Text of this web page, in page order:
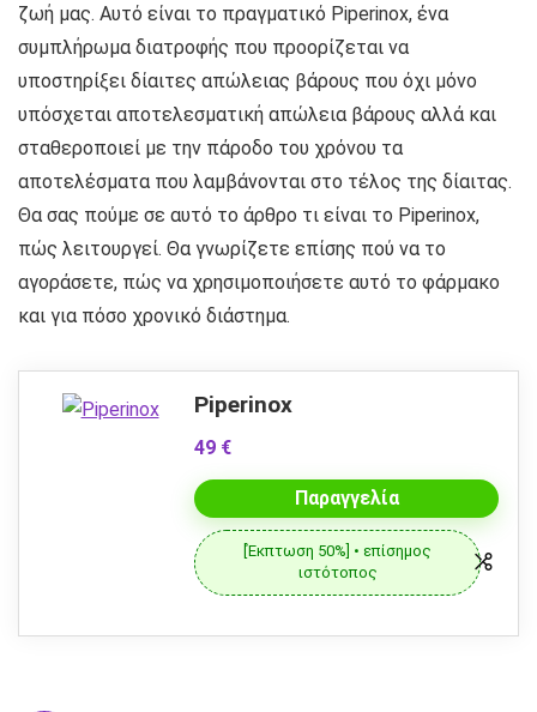
ζωή μας. Αυτό είναι το πραγματικό Piperinox, ένα
συμπλήρωμα διατροφής που προορίζεται να
υποστηρίξει δίαιτες απώλειας βάρους που όχι μόνο
υπόσχεται αποτελεσματική απώλεια βάρους αλλά και
σταθεροποιεί με την πάροδο του χρόνου τα
αποτελέσματα που λαμβάνονται στο τέλος της δίαιτας.
Θα σας πούμε σε αυτό το άρθρο τι είναι το Piperinox,
πώς λειτουργεί. Θα γνωρίζετε επίσης πού να το
αγοράσετε, πώς να χρησιμοποιήσετε αυτό το φάρμακο
και για πόσο χρονικό διάστημα.
Piperinox
49 €
Παραγγελία
[Έκπτωση 50%] • επίσημος
ιστότοπος